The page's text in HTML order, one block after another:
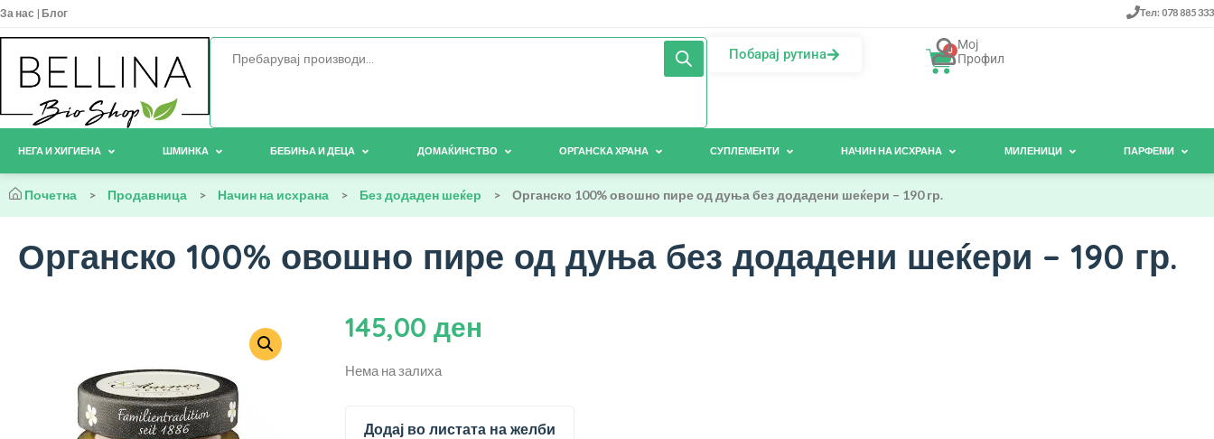
За нас | Блог Тел: 078 885 333
Побарај рутина 0 Мој
Профил
НЕГА И ХИГИЕНА ШМИНКА БЕБИЊА И ДЕЦА ДОМАЌИНСТВО ОРГАНСКА ХРАНА СУПЛЕМЕНТИ НАЧИН НА ИСХРАНА МИЛЕНИЦИ ПАРФЕМИ
Почетна > Продавница > Начин на исхрана > Без додаден шеќер > Органско 100% овошно пире од дуња без додадени шеќери – 190 гр.
Органско 100% овошно пире од дуња без додадени шеќери – 190 гр.
145,00 ден
Нема на залиха
Додај во листата на желби